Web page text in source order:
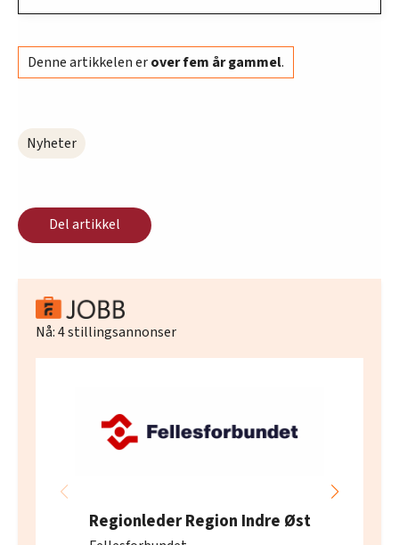
Denne artikkelen erover fem år gammel.
Nyheter
Del artikkel
Nå:4stillingsannonser
Regionleder Region Indre Øst